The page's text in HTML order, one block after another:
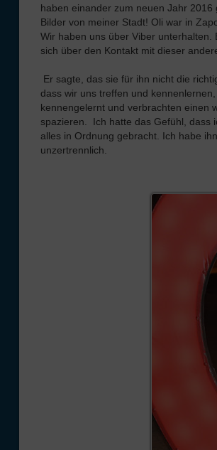
haben einander zum neuen Jahr
Bilder von meiner Stadt! Oli war in
Wir haben uns über Viber
sich über den Kontakt mit dieser
Er sagte, das sie für ihn nicht die
dass wir uns treffen und
kennengelernt und verbrachten einen
spazieren. Ich hatte das Gefühl, dass
alles in Ordnung gebracht. Ich habe
unzertrennlich.